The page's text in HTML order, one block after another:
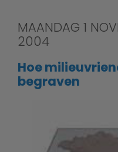
MAANDAG 1
2004
Hoe
begraven